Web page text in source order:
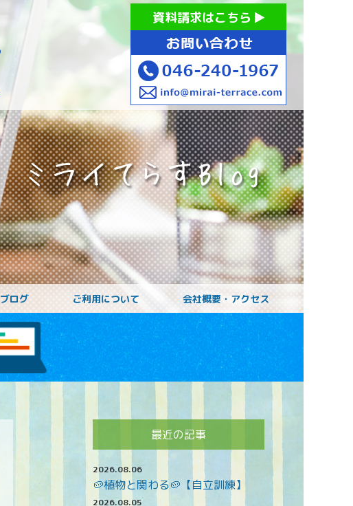
障がいをお持ちの方への就労支援 ミライてらす大和｜就労移行｜就
資料請求はこちら
お子様の
ブログ ご利用について 会社概要・アクセス
最近の記事
2026.08.06
🥔植物と関わる🥔【自立訓練】
2026.08.05